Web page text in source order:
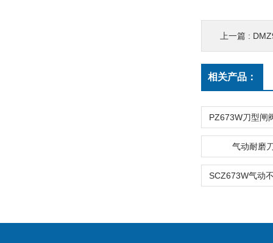
上一篇 :
相关产品：
气动耐磨